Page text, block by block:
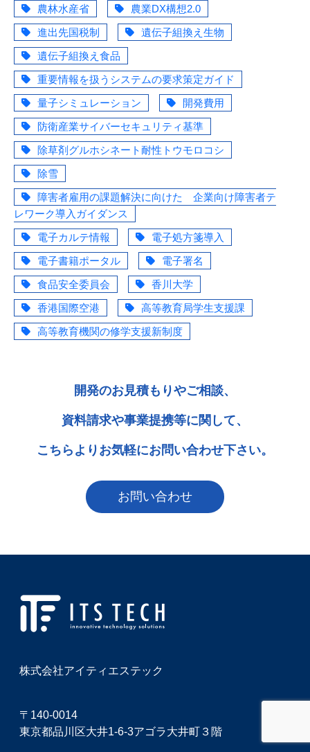
農林水産省
農業DX構想2.0
進出先国税制
遺伝子組換え生物
遺伝子組換え食品
重要情報を扱うシステムの要求策定ガイド
量子シミュレーション
開発費用
防衛産業サイバーセキュリティ基準
除草剤グルホシネート耐性トウモロコシ
除雪
障害者雇用の課題解決に向けた 企業向け障害者テ
レワーク導入ガイダンス
電子カルテ情報
電子処方箋導入
電子書籍ポータル
電子署名
食品安全委員会
香川大学
香港国際空港
高等教育局学生支援課
高等教育機関の修学支援新制度
開発のお見積もりやご相談、
資料請求や事業提携等に関して、
こちらよりお気軽にお問い合わせ下さい。
お問い合わせ
株式会社アイティエステック
〒140-0014
東京都品川区大井1-6-3アゴラ大井町３階